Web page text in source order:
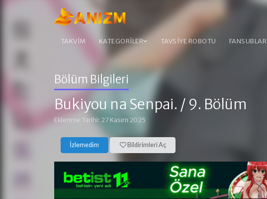
TAKVİM KATEGORİLER TAVSİYE ROBOTU FANSUBLAR
Bölüm Bilgileri
Bukiyou na Senpai. / 9. Bölüm
Eklenme Tarihi: 27 Kasım 2025
İzlemedim Bildirimleri Aç